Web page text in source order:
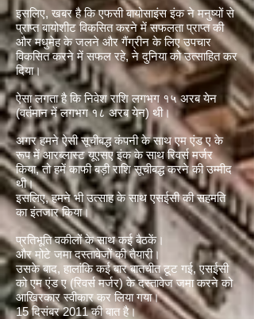
इसलिए, खबर है कि एफसी बायोसाइंस इंक ने मनुष्यों से
प्राप्त बायोशीट विकसित करने में सफलता प्राप्त की
और मधुमेह के जलने और गैंग्रीन के लिए उपचार
विकसित करने में सफल रहे, ने दुनिया को उत्साहित कर
दिया।
ऐसा लगता है कि निवेश राशि लगभग १५ अरब येन
(वर्तमान में लगभग १८ अरब येन) थी।
अगर हमने ऐसी सूचीबद्ध कंपनी के साथ एम एंड ए के
रूप में आरब्लास्ट यूएसए इंक के साथ रिवर्स मर्जर
किया, तो हमें काफी बड़ी राशि सूचीबद्ध करने की उम्मीद
थी।
इसलिए, हमने भी उत्साह के साथ एसईसी की सहमति
का इंतजार किया।
प्रतिभूति वकीलों के साथ कई बैठकें।
और मोटे जमा दस्तावेजों की तैयारी।
उसके बाद, हालांकि कई बार बातचीत टूट गई, एसईसी
को एम एंड ए (रिवर्स मर्जर) के दस्तावेज जमा करने को
आखिरकार स्वीकार कर लिया गया।
15 दिसंबर 2011 की बात है।